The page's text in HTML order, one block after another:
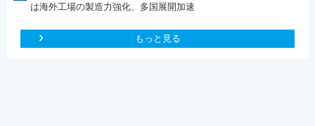
は海外工場の製造力強化、多国展開加速
もっと見る